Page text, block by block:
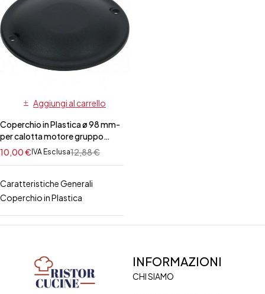
Aggiungi al carrello
Coperchio in Plastica ø 98 mm-
per calotta motore gruppo
grattugia
ZANUSSI/ELECTROLUX/FAMA/SIRMAN
12,88€
10,00€ IVA Esclusa
Caratteristiche Generali
Coperchio in Plastica
INFORMAZIONI
CHI SIAMO